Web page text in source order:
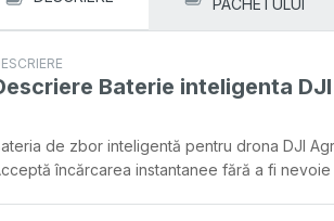
PACHETULUI
Baterie inteligenta
de zbor inteligentă pentru drona DJI
încărcarea instantanee fără a fi